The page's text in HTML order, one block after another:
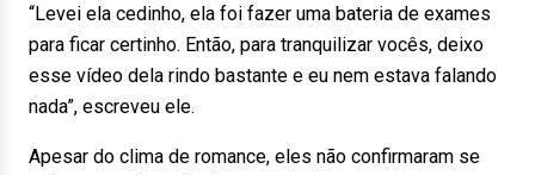
“Levei ela cedinho, ela foi fazer uma bateria de exames
para ficar certinho. Então, para tranquilizar vocês, deixo
esse vídeo dela rindo bastante e eu nem estava falando
nada”, escreveu ele.
Apesar do clima de romance, eles não confirmaram se